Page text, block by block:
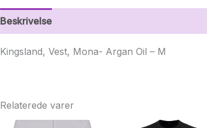
Beskrivelse
Kingsland, Vest, Mona- Argan Oil – M
Relaterede varer